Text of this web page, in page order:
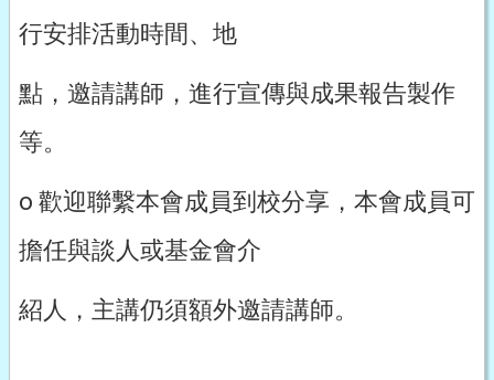
行安排活動時間、地
點，邀請講師，進行宣傳與成果報告製作
等。
o 歡迎聯繫本會成員到校分享，本會成員可
擔任與談人或基金會介
紹人，主講仍須額外邀請講師。